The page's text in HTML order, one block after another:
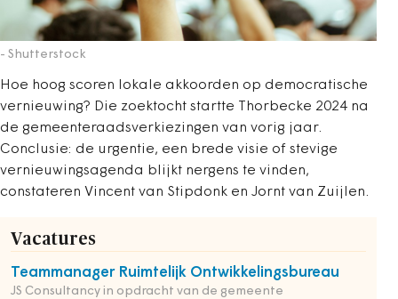
- Shutterstock
Hoe hoog scoren lokale akkoorden op democratische
vernieuwing? Die zoektocht startte Thor­becke 2024 na
de gemeenteraadsverkiezingen van vorig jaar.
Conclusie: de urgentie, een brede visie of stevige
vernieuwingsagenda blijkt nergens te vinden,
constateren Vincent van Stipdonk en Jornt van Zuijlen.
Vacatures
Teammanager Ruimtelijk Ontwikkelingsbureau
JS Consultancy in opdracht van de gemeente